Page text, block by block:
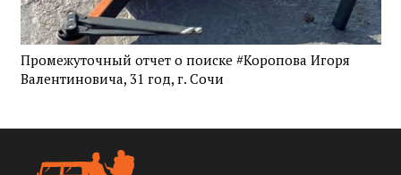
Промежуточный отчет о поиске #Коропова Игоря
Валентиновича, 31 год, г. Сочи